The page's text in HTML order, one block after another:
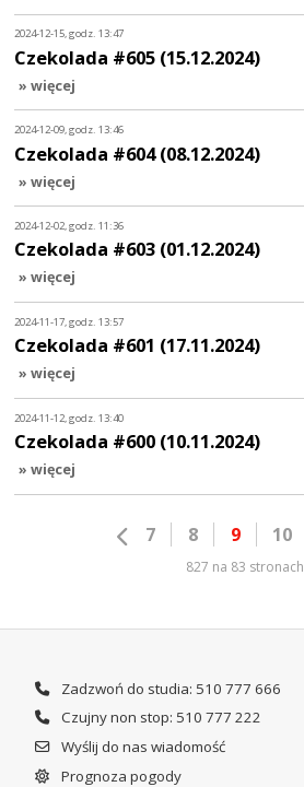
2024-12-15, godz. 13:47
Czekolada #605 (15.12.2024)
» więcej
2024-12-09, godz. 13:46
Czekolada #604 (08.12.2024)
» więcej
2024-12-02, godz. 11:36
Czekolada #603 (01.12.2024)
» więcej
2024-11-17, godz. 13:57
Czekolada #601 (17.11.2024)
» więcej
2024-11-12, godz. 13:40
Czekolada #600 (10.11.2024)
» więcej
7 8 9 10
827 na 83 stronach
Zadzwoń do studia: 510 777 666
Czujny non stop: 510 777 222
Wyślij do nas wiadomość
Prognoza pogody